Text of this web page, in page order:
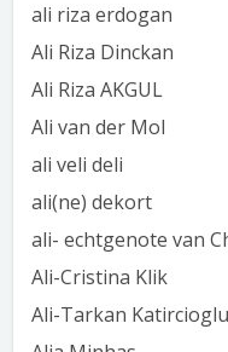
ali riza erdogan
Ali Riza Dinckan
Ali Riza AKGUL
Ali van der Mol
ali veli deli
ali(ne) dekort
ali- echtgenote van
Ali-Cristina Klik
Ali-Tarkan Katircioglu